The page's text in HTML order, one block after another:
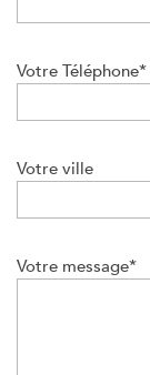
Votre Téléphone*
Votre ville
Votre message*